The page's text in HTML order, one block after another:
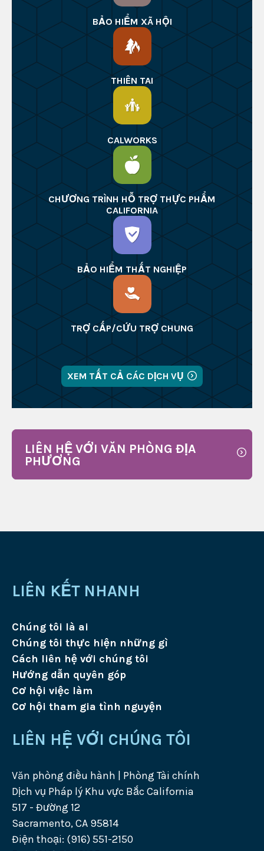
BẢO HIỂM XÃ HỘI
THIÊN TAI
CALWORKS
CHƯƠNG TRÌNH HỖ TRỢ THỰC PHẨM
CALIFORNIA
BẢO HIỂM THẤT NGHIỆP
TRỢ CẤP/CỨU TRỢ CHUNG
XEM TẤT CẢ CÁC DỊCH VỤ
LIÊN HỆ VỚI VĂN PHÒNG ĐỊA
PHƯƠNG
LIÊN KẾT NHANH
Chúng tôi là ai
Chúng tôi thực hiện những gì
Cách liên hệ với chúng tôi
Hướng dẫn quyên góp
Cơ hội việc làm
Cơ hội tham gia tình nguyện
LIÊN HỆ VỚI CHÚNG TÔI
Văn phòng điều hành | Phòng Tài chính
Dịch vụ Pháp lý Khu vực Bắc California
517 - Đường 12
Sacramento, CA 95814
Điện thoại: (916) 551-2150